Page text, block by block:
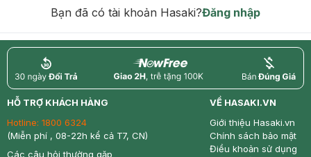
Bạn đã có tài khoản Hasaki?Đăng nhập
return nowfree price
HỖ TRỢ KHÁCH HÀNG
Hotline: 1800 6324
(Miễn phí , 08-22h kể cả T7, CN)
Các câu hỏi thường gặp
VỀ HASAKI.VN
Giới thiệu Hasaki.vn
Chính sách bảo mật
Điều khoản sử dụng